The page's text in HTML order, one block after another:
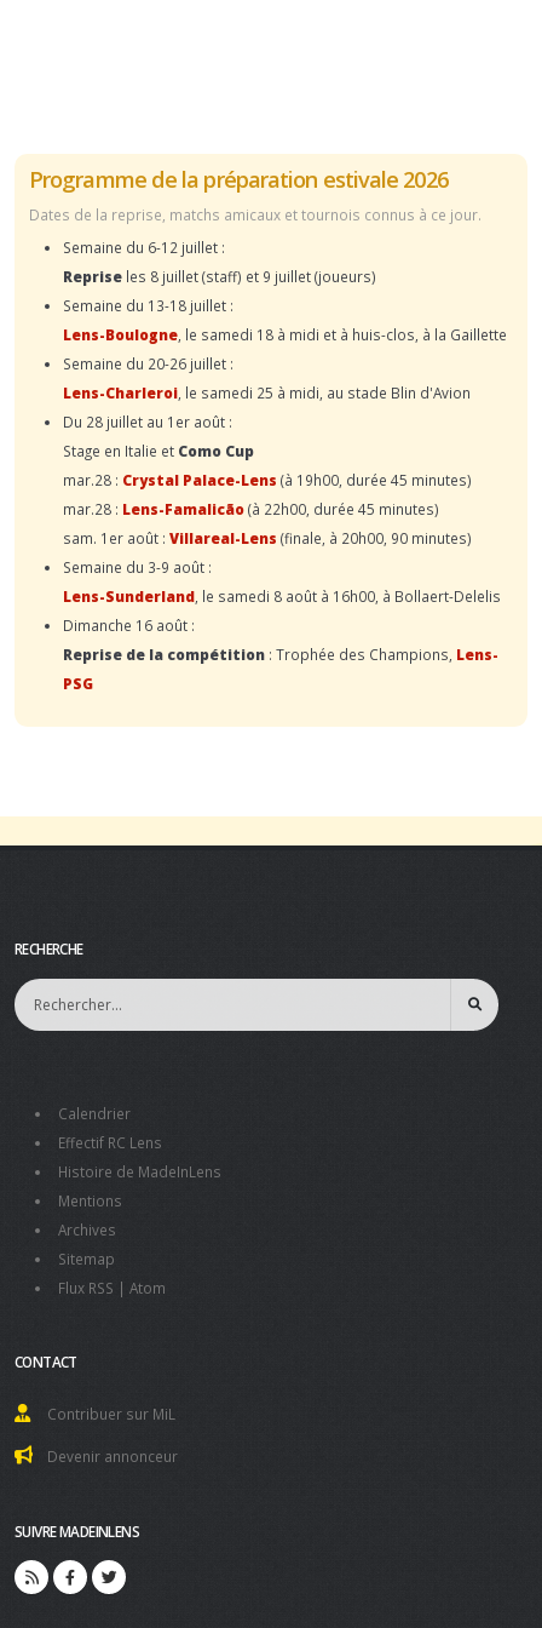
Programme de la préparation estivale 2026
Dates de la reprise, matchs amicaux et tournois connus à ce jour.
Semaine du 6-12 juillet :
Reprise les 8 juillet (staff) et 9 juillet (joueurs)
Semaine du 13-18 juillet :
Lens-Boulogne , le samedi 18 à midi et à huis-clos, à la Gaillette
Semaine du 20-26 juillet :
Lens-Charleroi , le samedi 25 à midi, au stade Blin d'Avion
Du 28 juillet au 1er août :
Stage en Italie et Como Cup
mar.28 : Crystal Palace-Lens (à 19h00, durée 45 minutes)
mar.28 : Lens-Famalicão(à 22h00, durée 45 minutes)
sam. 1er août : Villareal-Lens (finale, à 20h00, 90 minutes)
Semaine du 3-9 août :
Lens-Sunderland , le samedi 8 août à 16h00, à Bollaert-Delelis
Dimanche 16 août :
Reprise de la compétition : Trophée des Champions, Lens-
PSG
RECHERCHE
Calendrier
Effectif RC Lens
Histoire de MadeInLens
Mentions
Archives
Sitemap
Flux RSS | Atom
CONTACT
Contribuer sur MiL
Devenir annonceur
SUIVRE MADEINLENS